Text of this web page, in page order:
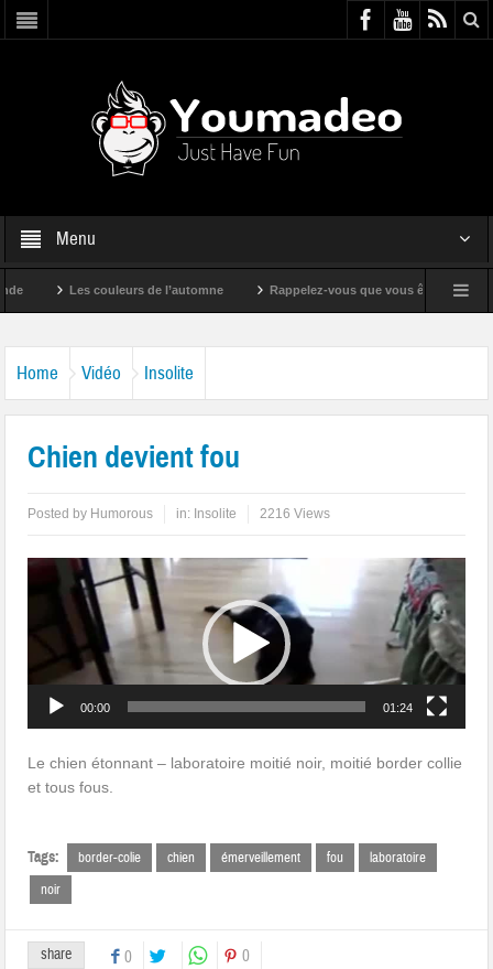
Menu
Les couleurs de l’automne Rappelez-vous que vous êtes super !
Home Vidéo Insolite
Chien devient fou
Posted by Humorous in: Insolite 2216 Views
Lecteur
00:00 01:24
Le chien étonnant – laboratoire moitié noir, moitié border collie
et tous fous.
Tags: border-colie chien émerveillement fou
laboratoire
noir
share 0 0